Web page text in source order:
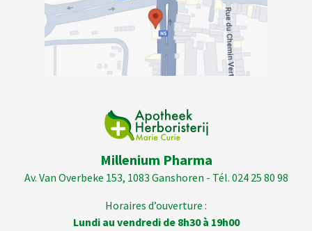
Millenium Pharma
Av. Van Overbeke 153, 1083 Ganshoren - Tél. 024 25 80 98
Horaires d’ouverture :
Lundi au vendredi de 8h30 à 19h00